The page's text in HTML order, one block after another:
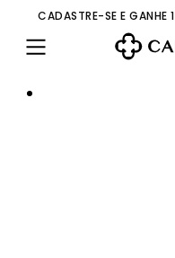
CADASTRE-SE E GANHE